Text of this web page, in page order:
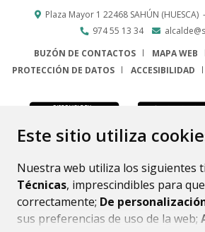
Este sitio utiliza
Nuestra web utiliza los siguientes
Técnicas, imprescindibles para
correctamente; De
sus preferencias de uso de la web;
Plaza Mayor 1 22468 SAHÚN (HUESCA)
974 55 13 34
BUZÓN DE CONTACTOS
MAPA WEB
PROTECCIÓN DE DATOS
ACCESIBILIDAD